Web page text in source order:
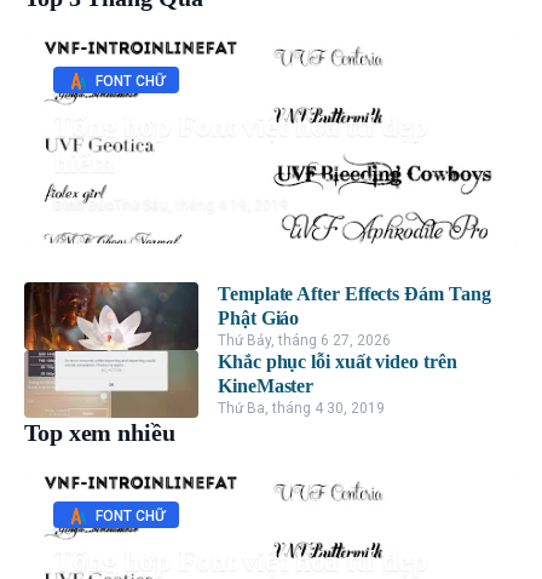
FONT CHỮ
Tổng hợp Font việt hóa ttf đẹp
hiếm
Đình Đức
Template After Effects Đám Tang
Phật Giáo
Thứ Bảy, tháng 6 27, 2026
Khắc phục lỗi xuất video trên
KineMaster
Thứ Ba, tháng 4 30, 2019
Top xem nhiều
FONT CHỮ
Tổng hợp Font việt hóa ttf đẹp